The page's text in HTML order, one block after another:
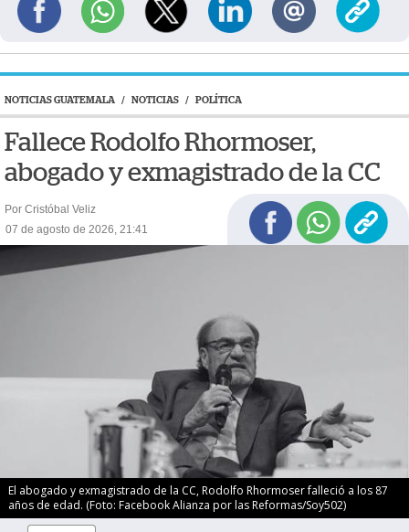
NOTICIAS GUATEMALA / NOTICIAS / POLÍTICA
Fallece Rodolfo Rhormoser,
abogado y exmagistrado de la CC
Por Cristóbal Veliz
07 de agosto de 2026, 21:41
El abogado y exmagistrado de la CC, Rodolfo Rhormoser falleció a los 87
años de edad. (Foto: Facebook Alianza por las Reformas/Soy502)